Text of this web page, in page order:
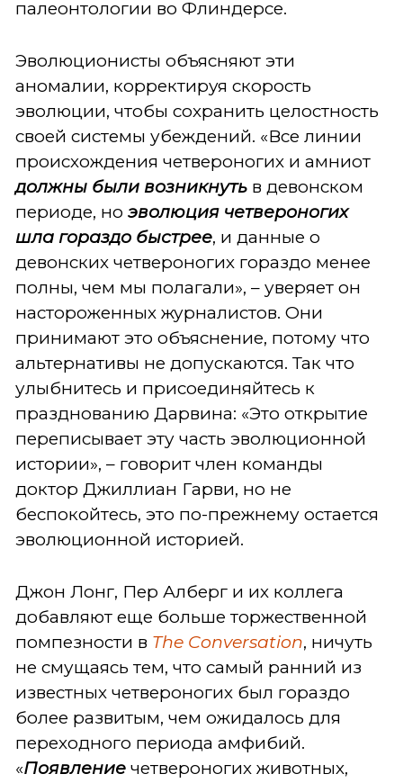
палеонтологии во Флиндерсе.
Эволюционисты объясняют эти
аномалии, корректируя скорость
эволюции, чтобы сохранить целостность
своей системы убеждений. «Все линии
происхождения четвероногих и амниот
должны были возникнуть в девонском
периоде, но эволюция четвероногих
шла гораздо быстрее, и данные о
девонских четвероногих гораздо менее
полны, чем мы полагали», – уверяет он
настороженных журналистов. Они
принимают это объяснение, потому что
альтернативы не допускаются. Так что
улыбнитесь и присоединяйтесь к
празднованию Дарвина: «Это открытие
переписывает эту часть эволюционной
истории», – говорит член команды
доктор Джиллиан Гарви, но не
беспокойтесь, это по-прежнему остается
эволюционной историей.
Джон Лонг, Пер Алберг и их коллега
добавляют еще больше торжественной
помпезности в The Conversation, ничуть
не смущаясь тем, что самый ранний из
известных четвероногих был гораздо
более развитым, чем ожидалось для
переходного периода амфибий.
«Появление четвероногих животных,